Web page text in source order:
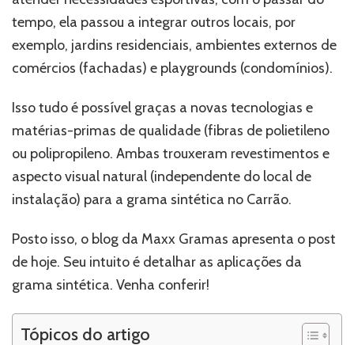
tempo, ela passou a integrar outros locais, por
exemplo, jardins residenciais, ambientes externos de
comércios (fachadas) e playgrounds (condomínios).
Isso tudo é possível graças a novas tecnologias e
matérias-primas de qualidade (fibras de polietileno
ou polipropileno. Ambas trouxeram revestimentos e
aspecto visual natural (independente do local de
instalação) para a grama sintética no Carrão.
Posto isso, o blog da Maxx Gramas apresenta o post
de hoje. Seu intuito é detalhar as aplicações da
grama sintética. Venha conferir!
Tópicos do artigo